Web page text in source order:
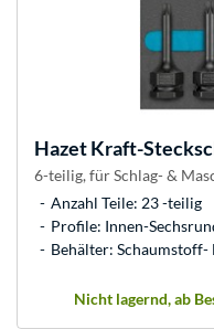
HazetKraft-
6-teilig, für Schlag- &
Anzahl Teile: 23 -teilig
Profile: Innen-
Behälter: Schaumstoff-
Nicht lagernd, ab